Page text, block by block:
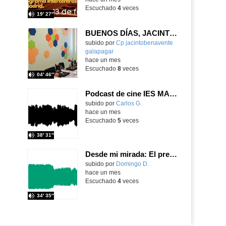
19′ 27″
Escuchado 4veces
BUENOS DÍAS, JACINTO BENAVENTE: viernes, 19 de junio de 2026
Contenido educativo.
subido por Cp jacintobenavente
galapagar
04′ 46″
-
hace un mes
Escuchado 8veces
Podcast de cine IES MARIANA PINEDA
Contenido educativo.
subido por Carlos G.
38′ 31″
hace un mes
Escuchado 5veces
Desde mi mirada: El presente y futuro del Aula TEA
Contenido educativo.
subido por Domingo D.
34′ 35″
hace un mes
Escuchado 4veces